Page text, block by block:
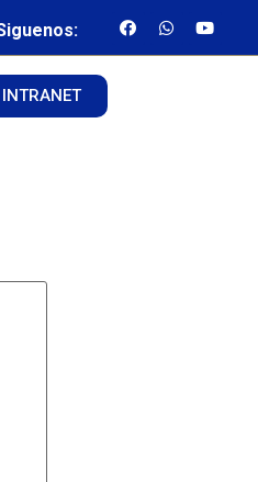
INTRANET